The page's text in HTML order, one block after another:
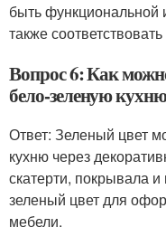
быть функциональной
также
Вопрос 6: Как
бело-зеленую
Ответ: Зеленый цвет
кухню через
скатерти, покрывала
зеленый цвет для
мебели.